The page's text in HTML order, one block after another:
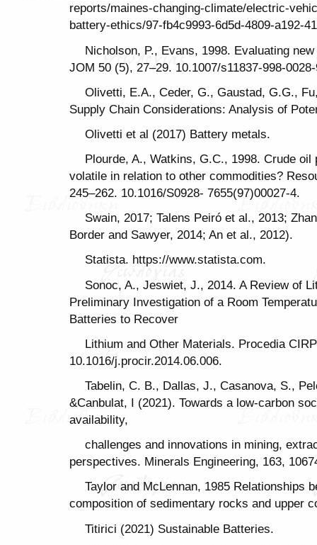
reports/maines-changing-climate/electric-
battery-ethics/97-fb4c9993-6d5d-4809-a192-
Nicholson, P., Evans, 1998. Evaluating
JOM 50 (5), 27–29. 10.1007/s11837-998-
Olivetti, E.A., Ceder, G., Gaustad, G.G.,
Supply Chain Considerations: Analysis of
Olivetti et al (2017) Battery metals.
Plourde, A., Watkins, G.C., 1998. Crude
volatile in relation to other commodities?
245–262. 10.1016/S0928- 7655(97)00027-4.
Swain, 2017; Talens Peiró et al., 2013;
Border and Sawyer, 2014; An et al., 2012).
Statista. https://www.statista.com.
Sonoc, A., Jeswiet, J., 2014. A Review of
Preliminary Investigation of a Room
Batteries to Recover
Lithium and Other Materials. Procedia
10.1016/j.procir.2014.06.006.
Tabelin, C. B., Dallas, J., Casanova, S.,
&Canbulat, I (2021). Towards a low-carbon
availability,
challenges and innovations in mining,
perspectives. Minerals Engineering, 163,
Taylor and McLennan, 1985 Relationships
composition of sedimentary rocks and upper
Titirici (2021) Sustainable Batteries.